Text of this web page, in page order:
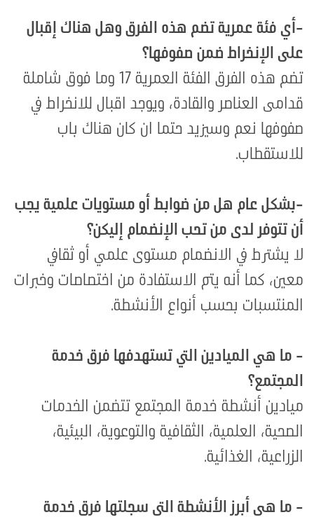
- أي فئة عمرية تضم هذه الفرق وهل هناك إقبال
على الإنخراط ضمن صفوفها؟
تضم هذه الفرق الفئة العمرية 17 وما فوق شاملة
قدامى العناصر والقادة، ويوجد اقبال للانخراط في
صفوفها نعم وسيزيد حتما ان كان هناك باب
للاستقطاب.
-بشكل عام هل من ضوابط أو مستويات علمية يجب
أن تتوفر لدى من تحب الإنضمام إليكن؟
لا يشترط في الانضمام مستوى علمي أو ثقافي
معين، كما أنه يتم الاستفادة من اختصاصات وخبرات
المنتسبات بحسب أنواع الأنشطة.
- ما هي الميادين التي تستهدفها فرق خدمة
المجتمع؟
ميادين أنشطة خدمة المجتمع تتضمن الخدمات
الصحية، العلمية، الثقافية والتوعوية، البيئية،
الزراعية، الغذائية.
- ما هي أبرز الأنشطة التي سجلتها فرق خدمة